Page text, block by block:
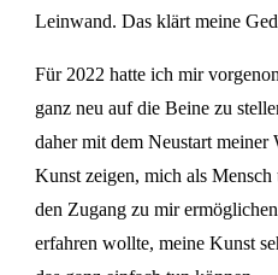
Leinwand. Das klärt meine
Für 2022 hatte ich mir
ganz neu auf die Beine zu
daher mit dem Neustart meiner
Kunst zeigen, mich als
den Zugang zu mir
erfahren wollte, meine Kunst